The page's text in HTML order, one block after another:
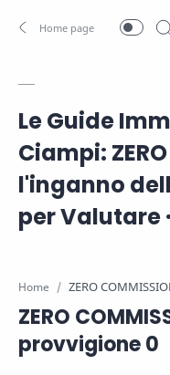
Le Guide
Ciampi:
l'inganno
per Valutare
Home
ZERO
provvigione 0